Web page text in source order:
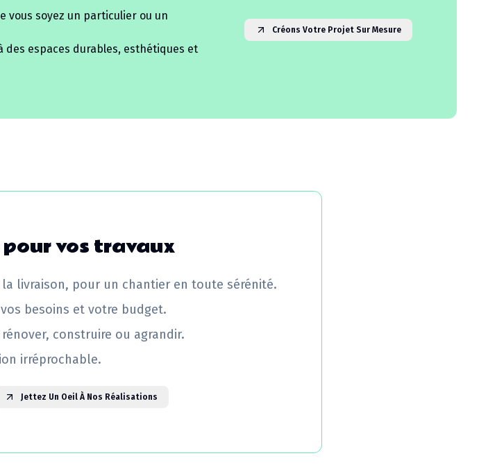
vous soyez un particulier ou un
espaces durables, esthétiques et
Créons Votre Projet Sur Mesure
vos travaux
livraison, pour un chantier en toute sérénité.
besoins et votre budget.
construire ou agrandir.
irréprochable.
Jettez Un Oeil À Nos Réalisations